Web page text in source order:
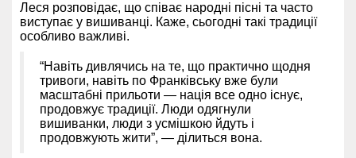
Леся розповідає, що співає народні пісні та часто
виступає у вишиванці. Каже, сьогодні такі традиції
особливо важливі.
“Навіть дивлячись на те, що практично щодня
тривоги, навіть по Франківську вже були
масштабні прильоти — нація все одно існує,
продовжує традиції. Люди одягнули
вишиванки, люди з усмішкою йдуть і
продовжують жити”, — ділиться вона.